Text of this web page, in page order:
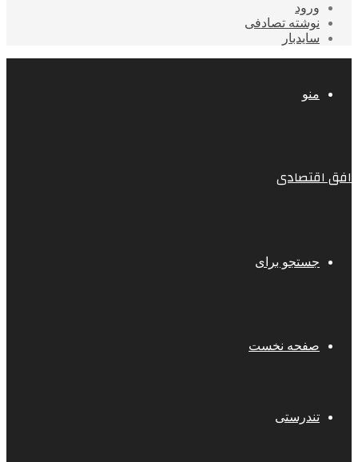
ورود
نوشته تصادفی
سایدبار
منو
افق اقتصادی
جستجو برای
صفحه نخست
تندرستی